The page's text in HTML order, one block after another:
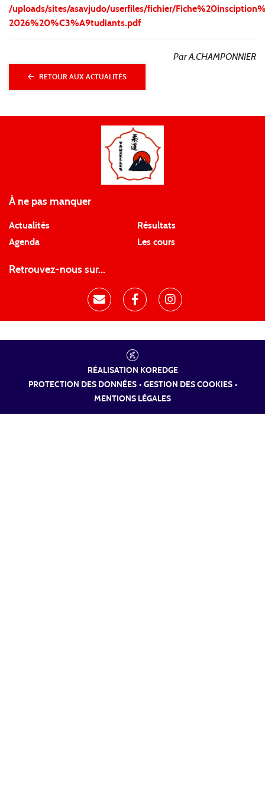
/uploads/sites/asavjudo/userfiles/fichier/
2026%20%C3%A9tudiants.pdf
Par A.CHAMPONNIER
RETOUR AUX ACTUALITÉS
À ne pas manquer
Actualités
Agenda
Résultats
Les cours
Retrouvez-nous sur...
RÉALISATION
KOREDGE
PROTECTION DES DONNÉES • GESTION DES COOKIES •
MENTIONS LÉGALES